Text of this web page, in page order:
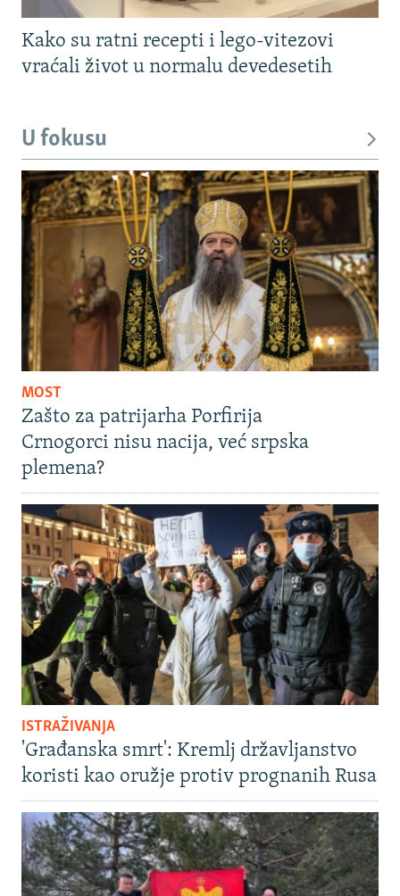
Kako su ratni recepti i lego-vitezovi
vraćali život u normalu devedesetih
U fokusu
MOST
Zašto za patrijarha Porfirija
Crnogorci nisu nacija, već srpska
plemena?
ISTRAŽIVANJA
'Građanska smrt': Kremlj državljanstvo
koristi kao oružje protiv prognanih Rusa